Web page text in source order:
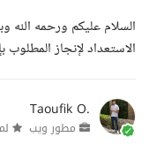
السلام عليكم ورحمه
الاستعداد لإنجاز
Taoufik O.
مطور ويب